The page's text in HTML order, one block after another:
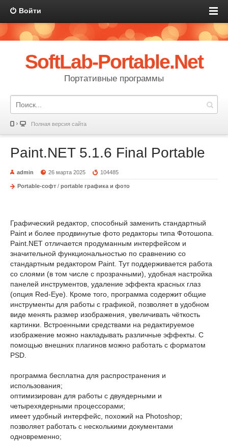
Войти
SoftLab-Portable.Net
Портативные программы
Полная версия сайта
Paint.NET 5.1.6 Final Portable
admin 26 марта 2025 104485
Portable-софт / portable графика и фото
Графический редактор, способный заменить стандартный
Paint и более продвинутые фото редакторы типа Фотошопа.
Paint.NET отличается продуманным интерфейсом и
значительной функциональностью по сравнению со
стандартным редактором Paint. Тут поддерживается работа
со слоями (в том числе с прозрачными), удобная настройка
панелей инструментов, удаление эффекта красных глаз
(опция Red-Eye). Кроме того, программа содержит общие
инструменты для работы с графикой, позволяет в удобном
виде менять размер изображения, увеличивать чёткость
картинки. Встроенными средствами на редактируемое
изображение можно накладывать различные эффекты. С
помощью внешних плагинов можно работать с форматом
PSD.
программа бесплатна для распространения и
использования;
оптимизирован для работы с двуядерными и
четырехядерными процессорами;
имеет удобный интерфейс, похожий на Photoshop;
позволяет работать с несколькими документами
одновременно;